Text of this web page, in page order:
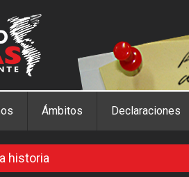
Ámbitos Declaraciones
historia